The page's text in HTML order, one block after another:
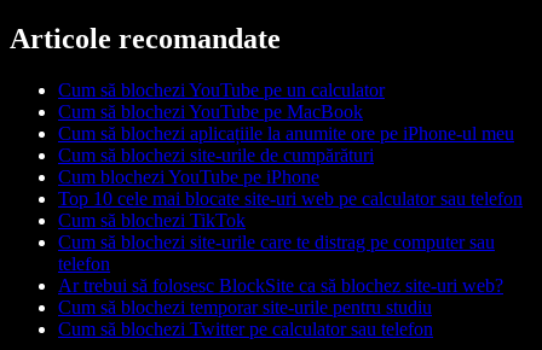
Articole recomandate
Cum să blochezi YouTube pe un calculator
Cum să blochezi YouTube pe MacBook
Cum să blochezi aplicațiile la anumite ore pe iPhone-ul meu
Cum să blochezi site-urile de cumpărături
Cum blochezi YouTube pe iPhone
Top 10 cele mai blocate site-uri web pe calculator sau telefon
Cum să blochezi TikTok
Cum să blochezi site-urile care te distrag pe computer sau
telefon
Ar trebui să folosesc BlockSite ca să blochez site-uri web?
Cum să blochezi temporar site-urile pentru studiu
Cum să blochezi Twitter pe calculator sau telefon